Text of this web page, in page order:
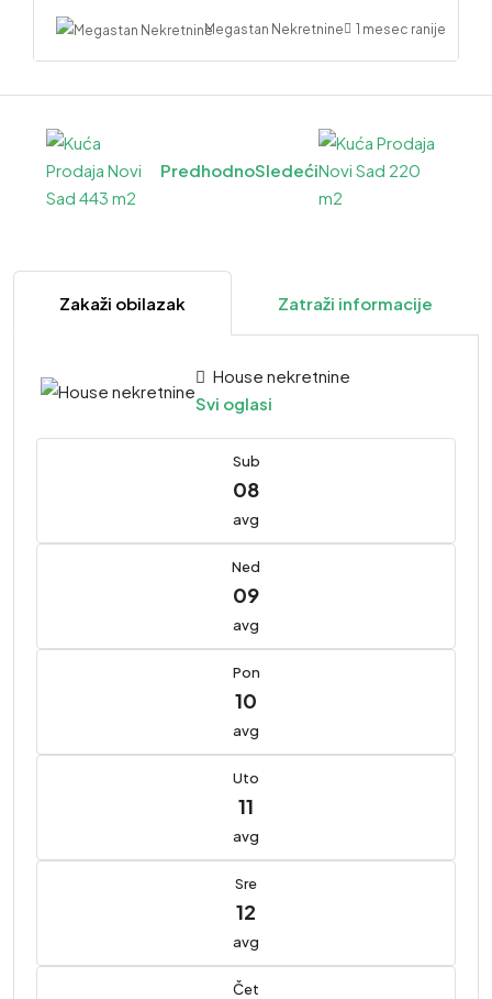
Megastan Nekretnine 1 mesec ranije
PredhodnoSledeći
Zakaži obilazak Zatraži informacije
House nekretnine
Svi oglasi
Sub
08
avg
Ned
09
avg
Pon
10
avg
Uto
11
avg
Sre
12
avg
Čet